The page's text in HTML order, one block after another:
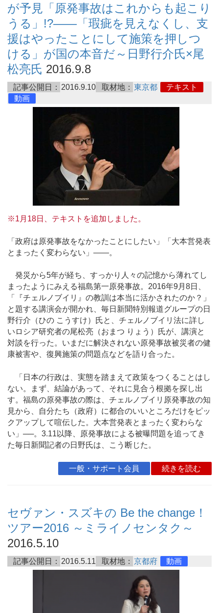
が予見「原発事故はこれからも起こり
うる」!?――「瑕疵を見えなくし、支
援はやったことにして施策を押しつ
ける」が国の本音だ～日野行介氏×尾
松亮氏 2016.9.8
記事公開日： 2016.9.10 取材地： 東京都
テキスト
動画
※1月18日、テキストを追加しました。
「政府は原発事故をなかったことにしたい」「大本営発表
とまったく変わらない」――。
発災から5年が経ち、すっかり人々の記憶から薄れてし
まったようにみえる福島第一原発事故。2016年9月8日、
「『チェルノブイリ』の教訓は本当に活かされたのか？」
と題する講演会が開かれ、毎日新聞特別報道グループの日
野行介（ひの こうすけ）氏と、チェルノブイリ法に詳し
いロシア研究者の尾松亮（おまつ りょう）氏が、講演と
対談を行った。いまだに解決されない原発事故被災者の健
康被害や、復興施策の問題点などを語り合った。
「日本の行政は、実態を踏まえて政策をつくることはし
ない。まず、結論があって、それに見合う根拠を探し出
す。福島の原発事故の際は、チェルノブイリ原発事故の知
見から、自分たち（政府）に都合のいいところだけをピッ
クアップして喧伝した。大本営発表とまったく変わらな
い」──。3.11以降、原発事故による被曝問題を追ってき
た毎日新聞記者の日野氏は、こう断じた。
一般・サポート会員 続きを読む
セヴァン・スズキの Be the change！
ツアー2016 ～ミライノセンタク～
2016.5.10
記事公開日： 2016.5.11 取材地： 京都府 動画